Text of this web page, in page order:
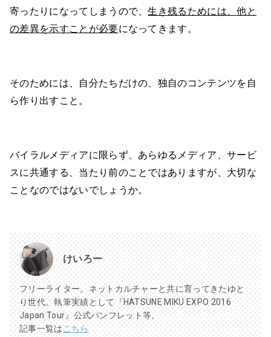
寄ったりになってしまうので、生き残るためには、他と
の差異を示すことが必要になってきます。
そのためには、自分たちだけの、独自のコンテンツを自
ら作り出すこと。
バイラルメディアに限らず、あらゆるメディア、サービ
スに共通する、当たり前のことではありますが、大切な
ことなのではないでしょうか。
けいろー
フリーライター。ネットカルチャーと共に育ってきたゆと
り世代。執筆実績として『HATSUNE MIKU EXPO 2016
Japan Tour』公式パンフレット等。
記事一覧はこちら